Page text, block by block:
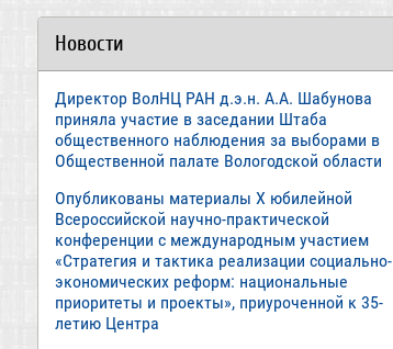
Новости
Директор ВолНЦ РАН д.э.н. А.А. Шабунова
приняла участие в заседании Штаба
общественного наблюдения за выборами в
Общественной палате Вологодской области
Опубликованы материалы X юбилейной
Всероссийской научно-практической
конференции с международным участием
«Стратегия и тактика реализации социально-
экономических реформ: национальные
приоритеты и проекты», приуроченной к 35-
летию Центра